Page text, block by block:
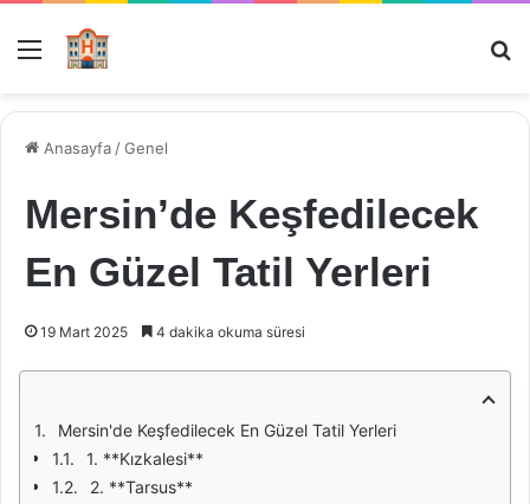
Menü
Anasayfa /Genel
Mersin’de Keşfedilecek
En Güzel Tatil Yerleri
19 Mart 2025 4 dakika okuma süresi
Mersin'de Keşfedilecek En Güzel Tatil Yerleri
1. **Kızkalesi**
2. **Tarsus**